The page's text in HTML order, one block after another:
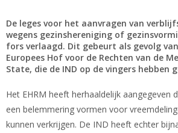
De leges voor het aanvragen van
wegens gezinshereniging of
fors verlaagd. Dit gebeurt als gevolg
Europees Hof voor de Rechten van de
State, die de IND op de vingers hebben
Het EHRM heeft herhaaldelijk aangegeven
een belemmering vormen voor
kunnen verkrijgen. De IND heeft echter